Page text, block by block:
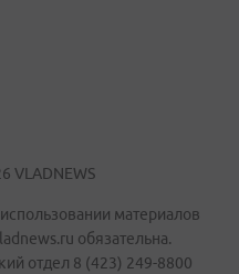
VLADNEWS
материалов
обязательна.
отдел 8 (423) 249-8800